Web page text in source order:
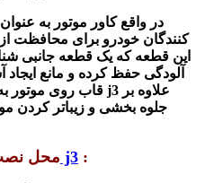
در واقع کاور موتور به
کنندگان خودرو برای محافظت
این قطعه که یک قطعه جانبی
آلودگی حفظ کرده و مانع
قاب روی موتور جک j3
جلوه بخشی و زیباتر کردن
محل کاور روی موتور اصلی جک j3 :